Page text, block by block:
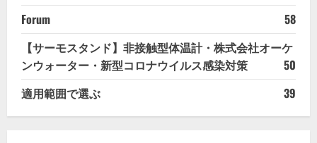
Forum
58
【サーモスタンド】非接触型体温計・株式会社オーケ
ンウォーター・新型コロナウイルス感染対策
50
適用範囲で選ぶ
39